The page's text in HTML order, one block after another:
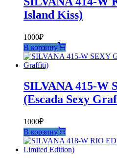
Island Kiss)
1000₽
В корзину
SILVANA 415-W
(Escada Sexy
1000₽
В корзину